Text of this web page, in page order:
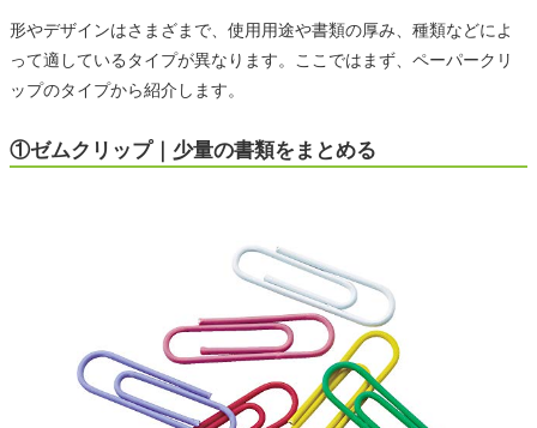
形やデザインはさまざまで、使用用途や書類の厚み、種類などによ
って適しているタイプが異なります。ここではまず、ペーパークリ
ップのタイプから紹介します。
①ゼムクリップ｜少量の書類をまとめる